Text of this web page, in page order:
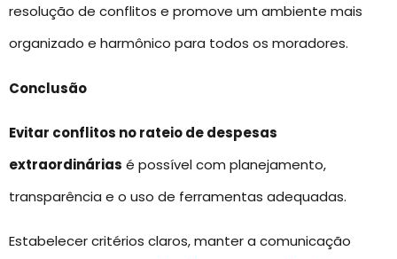
resolução de conflitos e promove um ambiente mais
organizado e harmônico para todos os moradores.
Conclusão
Evitar conflitos no rateio de despesas
extraordinárias é possível com planejamento,
transparência e o uso de ferramentas adequadas.
Estabelecer critérios claros, manter a comunicação